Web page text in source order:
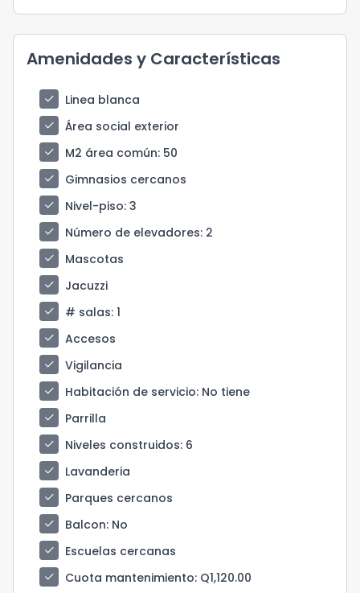
Amenidades y Características
check
Linea blanca
check
Área social exterior
check
M2 área común: 50
check
Gimnasios cercanos
check
Nivel-piso: 3
check
Número de elevadores: 2
check
Mascotas
check
Jacuzzi
check
# salas: 1
check
Accesos
check
Vigilancia
check
Habitación de servicio: No tiene
check
Parrilla
check
Niveles construidos: 6
check
Lavanderia
check
Parques cercanos
check
Balcon: No
check
Escuelas cercanas
check
Cuota mantenimiento: Q1,120.00